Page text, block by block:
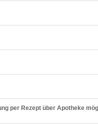
per Rezept über Apotheke